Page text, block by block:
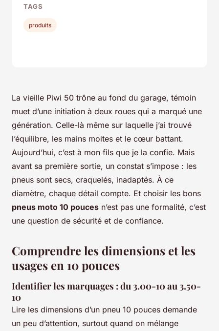
La vieille Piwi 50 trône au fond du garage, témoin
muet d’une initiation à deux roues qui a marqué une
génération. Celle-là même sur laquelle j’ai trouvé
l’équilibre, les mains moites et le cœur battant.
Aujourd’hui, c’est à mon fils que je la confie. Mais
avant sa première sortie, un constat s’impose : les
pneus sont secs, craquelés, inadaptés. À ce
diamètre, chaque détail compte. Et choisir les bons
pneus moto 10 pouces n’est pas une formalité, c’est
une question de sécurité et de confiance.
Comprendre les dimensions et les
usages en 10 pouces
Identifier les marquages : du 3.00-10 au 3.50-
10
Lire les dimensions d’un pneu 10 pouces demande
un peu d’attention, surtout quand on mélange
TAGS
produits